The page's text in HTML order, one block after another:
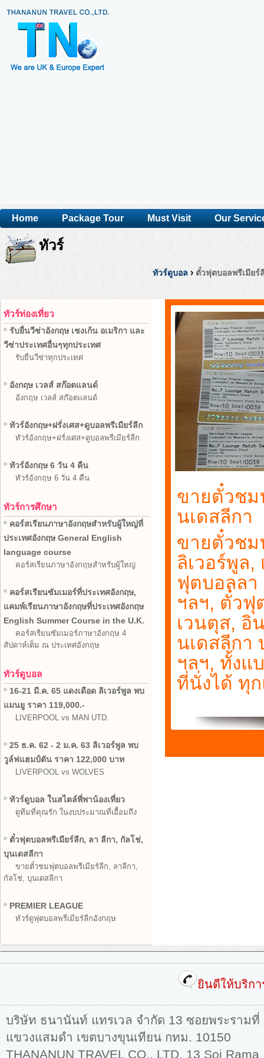
Home Package Tour Must Visit Our
ทัวร์
ทัวร์ดูบอล › ตั๋วฟุตบอลพรีเมียร์
ทัวร์ท่องเที่ยว
รับยื่นวีซ่าอังกฤษ เชงเก้น อเมริกา และ
วีซ่าประเทศอื่นๆทุกประเทศ
รับยื่นวีซ่าทุกประเทศ
อังกฤษ เวลส์ สก๊อตแลนด์
อังกฤษ เวลส์ สก๊อตแลนด์
ทัวร์อังกฤษ+ฝรั่งเศส+ดูบอลพรีเมียร์ลีก
ทัวร์อังกฤษ+ฝรั่งเศส+ดูบอลพรีเมียร์ลีก
ทัวร์อังกฤษ 6 วัน 4 คืน
ทัวร์อังกฤษ 6 วัน 4 คืน
ทัวร์การศึกษา
คอร์สเรียนภาษาอังกฤษสำหรับผู้ใหญ่ที่
ประเทศอังกฤษ General English
language course
คอร์สเรียนภาษาอังกฤษสำหรับผู้ใหญ่
คอร์สเรียนซัมเมอร์ที่ประเทศอังกฤษ,
แคมพ์เรียนภาษาอังกฤษที่ประเทศอังกฤษ
English Summer Course in the U.K.
คอร์สเรียนซัมเมอร์ภาษาอังกฤษ 4
สัปดาห์เต็ม ณ ประเทศอังกฤษ
ทัวร์ดูบอล
16-21 มี.ค. 65 แดงเดือด ลิเวอร์พูล พบ
แมนยู ราคา 119,000.-
LIVERPOOL vs MAN UTD.
25 ธ.ค. 62 - 2 ม.ค. 63 ลิเวอร์พูล พบ
วูล์ฟแฮมป์ตัน ราคา 122,000 บาท
LIVERPOOL vs WOLVES
ทัวร์ดูบอล ในสไตล์พี่พาน้องเที่ยว
ดูทีมที่คุณรัก ในงบประมาณที่เอื้อมถึง
ตั๋วฟุตบอลพรีเมียร์ลีก, ลา ลีกา, กัลโช่,
บุนเดสลีกา
ขายตั๋วชมฟุตบอลพรีเมียร์ลีก, ลาลีกา,
กัลโช่, บุนเดสลีกา
PREMIER LEAGUE
ทัวร์ดูฟุตบอลพรีเมียร์ลีกอังกฤษ
ขายตั๋วชม
นเดสลีกา
ขายตั๋วชม
ลิเวอร์พูล
ฟุตบอลลา
ฯลฯ, ตั๋วฟุ
เวนตุส, อิ
นเดสลีกา
ฯลฯ, ทั้งแ
ที่นั่งได้ ทุ
ยินดีให้บริกา
บริษัท ธนานันท์ แทรเวล จำกัด 13 ซอยพระรามที่
แขวงแสมดำ เขตบางขุนเทียน กทม. 10150
THANANUN TRAVEL CO., LTD. 13 Soi